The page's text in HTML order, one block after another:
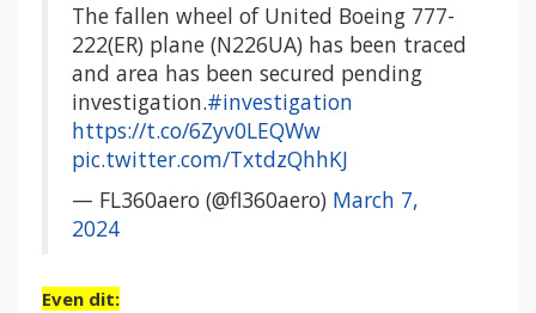
The fallen wheel of United Boeing 777-
222(ER) plane (N226UA) has been traced
and area has been secured pending
investigation.#investigation
https://t.co/6Zyv0LEQWw
pic.twitter.com/TxtdzQhhKJ
— FL360aero (@fl360aero) March 7,
2024
Even dit: